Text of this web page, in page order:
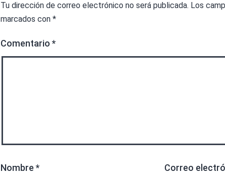
Tu dirección de correo electrónico no será publicada. Los
marcados con *
Comentario *
Nombre * Correo